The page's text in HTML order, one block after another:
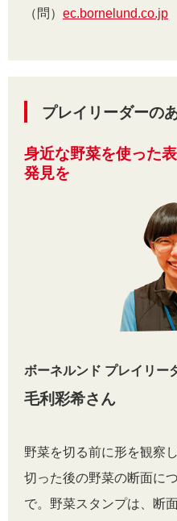
（問） ec.bornelund.co.jp
プレイリーダーの
身近な野菜を使った
発見を
ボーネルンド プレイリー
毛利彩希さん
野菜を切る前に形を観察
切った後の野菜の断面に
で。野菜スタンプは、断